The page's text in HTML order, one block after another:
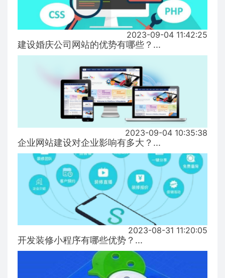
2023-09-04 11:42:25
建设婚庆公司网站的优势有哪些？...
2023-09-04 10:35:38
企业网站建设对企业影响有多大？...
2023-08-31 11:20:05
开发装修小程序有哪些优势？...